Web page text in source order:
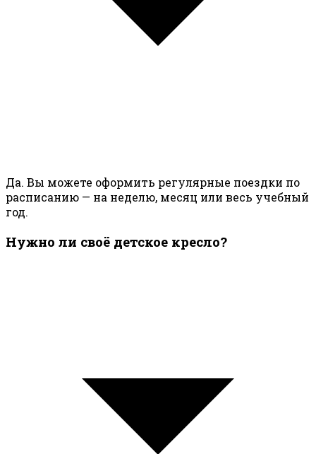
Да. Вы можете оформить регулярные поездки по
расписанию — на неделю, месяц или весь учебный
год.
Нужно ли своё детское кресло?